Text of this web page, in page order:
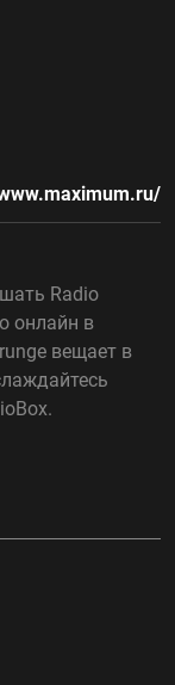
Radio
онлайн в
вещает в